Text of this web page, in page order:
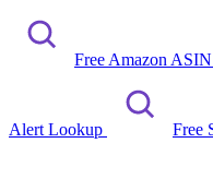
Free Amazon
Alert Lookup Free